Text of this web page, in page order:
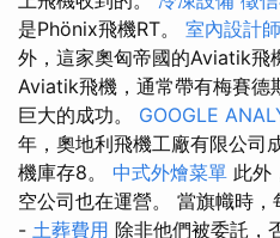
是Phönix飛機RT。 室內設計師
外，這家奧匈帝國的Aviatik飛
Aviatik飛機，通常帶有梅賽德
巨大的成功。 GOOGLE
年，奧地利飛機工廠有限公司
機庫存8。 中式外燴菜單 此外
空公司也在運營。 當旗幟時，
- 土葬費用 除非他們被委託，